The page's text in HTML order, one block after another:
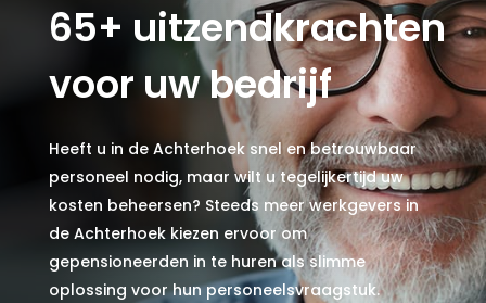
65+ uitzendkrachten
voor uw bedrijf
Heeft u in de Achterhoek snel en betrouwbaar
personeel nodig, maar wilt u tegelijkertijd uw
kosten beheersen? Steeds meer werkgevers in
de Achterhoek kiezen ervoor om
gepensioneerden in te huren als slimme
oplossing voor hun personeelsvraagstuk.